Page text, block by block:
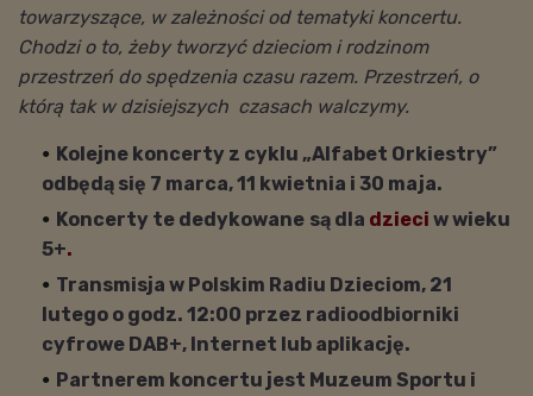
towarzyszące, w zależności od tematyki koncertu.
Chodzi o to, żeby tworzyć dzieciom i rodzinom
przestrzeń do spędzenia czasu razem. Przestrzeń, o
którą tak w dzisiejszych czasach walczymy.
Kolejne koncerty z cyklu „Alfabet Orkiestry”
odbędą się 7 marca, 11 kwietnia i 30 maja.
Koncerty te dedykowane są dla dzieci w wieku
5+.
Transmisja w Polskim Radiu Dzieciom, 21
lutego o godz. 12:00 przez radioodbiorniki
cyfrowe DAB+, Internet lub aplikację.
Partnerem koncertu jest Muzeum Sportu i